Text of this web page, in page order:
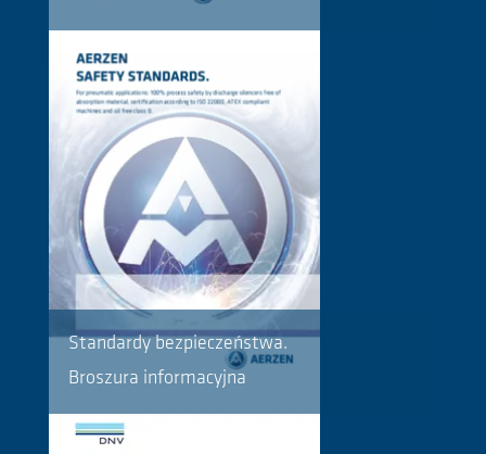
Standardy bezpieczeństwa.
Broszura informacyjna